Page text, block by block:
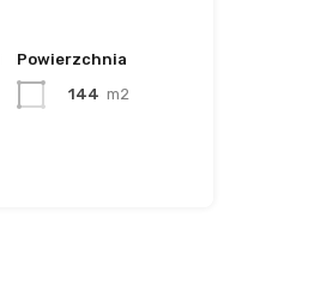
Powierzchnia
144 m2